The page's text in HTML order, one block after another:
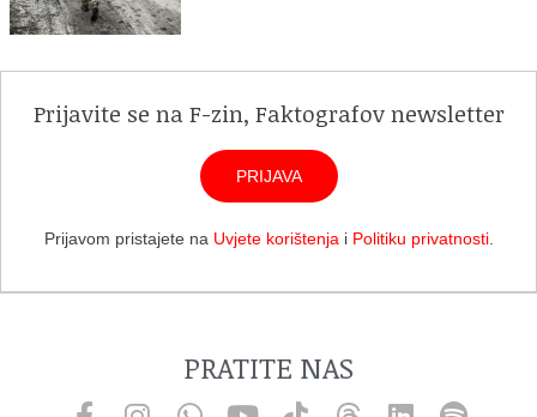
Prijavite se na F-zin, Faktografov newsletter
PRIJAVA
Prijavom pristajete na Uvjete korištenja i Politiku privatnosti.
PRATITE NAS